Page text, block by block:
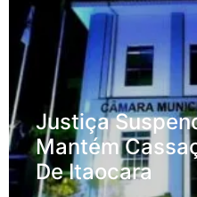
Justiça
Mantém
De Itaocara